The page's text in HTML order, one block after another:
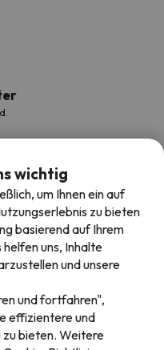
wichtig
um Ihnen ein auf
zu bieten
basierend auf Ihrem
uns, Inhalte
und unsere
und fortfahren",
effizientere und
bieten. Weitere